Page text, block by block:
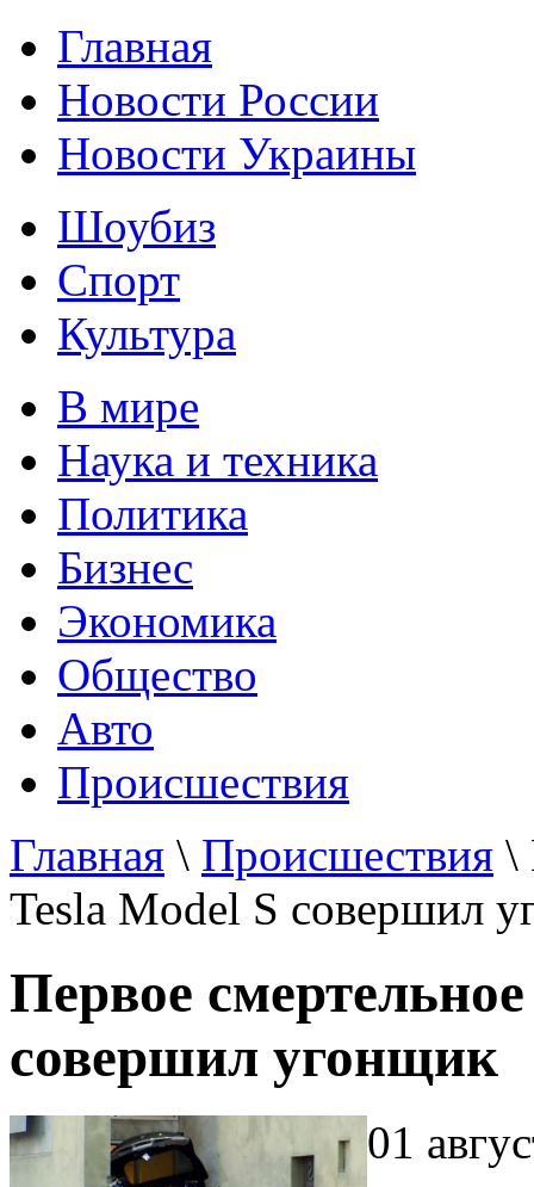
Главная
Новости России
Новости Украины
Шоубиз
Спорт
Культура
В мире
Наука и техника
Политика
Бизнес
Экономика
Общество
Авто
Происшествия
Главная \ Происшествия \
Tesla Model S совершил
Первое
совершил угонщик
01